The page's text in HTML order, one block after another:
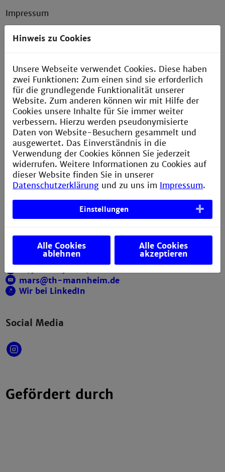
Impressum
Bildnachweis
Sitemap
Anfahrt
Verbesserungsvorschlag melden
Kontakt
MARS – Center for Entrepreneurship
Technische Hochschule Mannheim
Paul-Wittsack-Str. 10
68163 Mannheim
+49 621 292-6111
mars@th-mannheim.de
Wir bei LinkedIn
Social Media
Gefördert durch
Hinweis zu Cookies
Unsere Webseite verwendet Cookies. Diese haben
zwei Funktionen: Zum einen sind sie erforderlich
für die grundlegende Funktionalität unserer
Website. Zum anderen können wir mit Hilfe der
Cookies unsere Inhalte für Sie immer weiter
verbessern. Hierzu werden pseudonymisierte
Daten von Website-Besuchern gesammelt und
ausgewertet. Das Einverständnis in die
Verwendung der Cookies können Sie jederzeit
widerrufen. Weitere Informationen zu Cookies auf
dieser Website finden Sie in unserer
Datenschutzerklärung und zu uns im Impressum.
Einstellungen
Alle Cookies
ablehnen
Alle Cookies
akzeptieren